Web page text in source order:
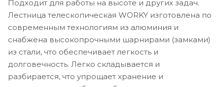
Подходит для работы на высоте и других задач.
Лестница телескопическая WORKY изготовлена по
современным технологиям из алюминия и
снабжена высокопрочными шарнирами (замками)
из стали, что обеспечивает легкость и
долговечность. Легко складывается и
разбирается, что упрощает хранение и